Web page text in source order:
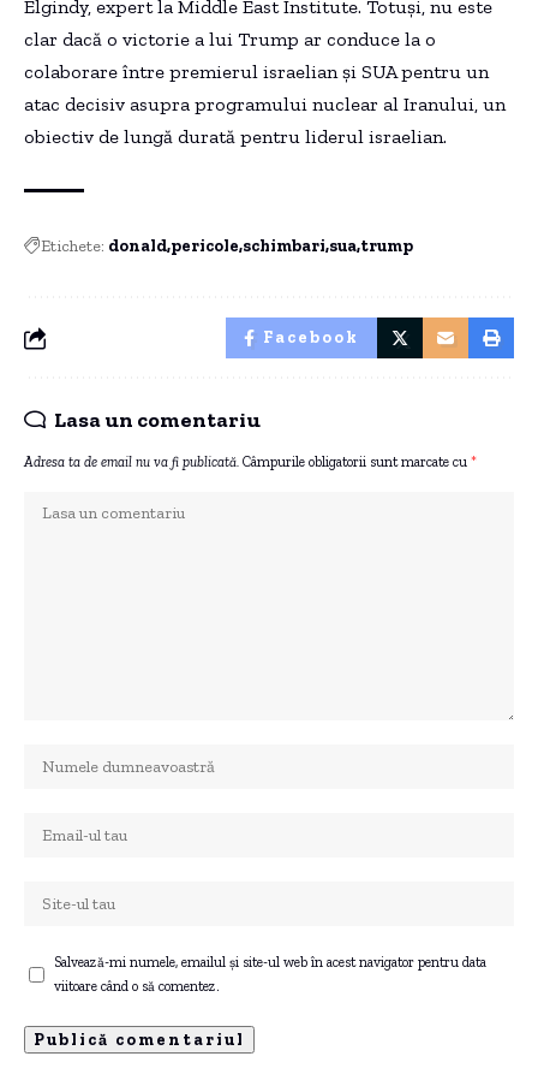
Elgindy, expert la Middle East Institute. Totuși, nu este
clar dacă o victorie a lui Trump ar conduce la o
colaborare între premierul israelian și SUA pentru un
atac decisiv asupra programului nuclear al Iranului, un
obiectiv de lungă durată pentru liderul israelian.
Etichete: donald pericole schimbari sua trump
Facebook
Lasa un comentariu
Adresa ta de email nu va fi publicată. Câmpurile obligatorii sunt marcate cu *
Salvează-mi numele, emailul și site-ul web în acest navigator pentru data
viitoare când o să comentez.